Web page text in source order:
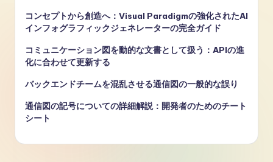
コンセプトから創造へ：Visual Paradigmの強化されたAI
インフォグラフィックジェネレーターの完全ガイド
コミュニケーション図を動的な文書として扱う：APIの進
化に合わせて更新する
バックエンドチームを混乱させる通信図の一般的な誤り
通信図の記号についての詳細解説：開発者のためのチート
シート